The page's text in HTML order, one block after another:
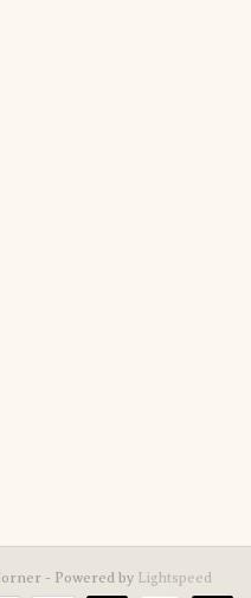
- Powered by Lightspeed